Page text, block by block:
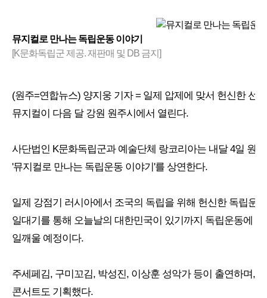
뮤지컬로 만나는 독립운동 이야기
[K문화독립군 제공. 재판매 및 DB 금지]
(원주=연합뉴스) 양지웅 기자 = 일제 압제에 맞서 헌신한 선
뮤지컬이 다음 달 강원 원주시에서 열린다.
사단법인 K문화독립군과 예술단체 랑코리아는 내달 4일 원
'뮤지컬로 만나는 독립운동 이야기'를 상연한다.
일제 강점기 러시아에서 조국의 독립을 위해 헌신한 독립운
일대기를 통해 오늘날의 대한민국이 있기까지 독립운동에
일깨울 예정이다.
주세페김, 구미꼬김, 박성진, 이상훈 성악가 등이 출연하며,
콘서트도 기획했다.